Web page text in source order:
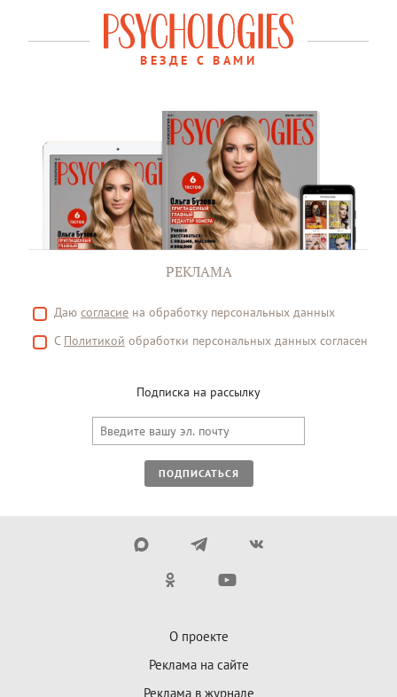
ВЕЗДЕ С ВАМИ
РЕКЛАМА
Даю согласие на обработку персональных данных
С Политикой обработки персональных данных согласен
Подписка на рассылку
ПОДПИСАТЬСЯ
О проекте
Реклама на сайте
Реклама в журнале